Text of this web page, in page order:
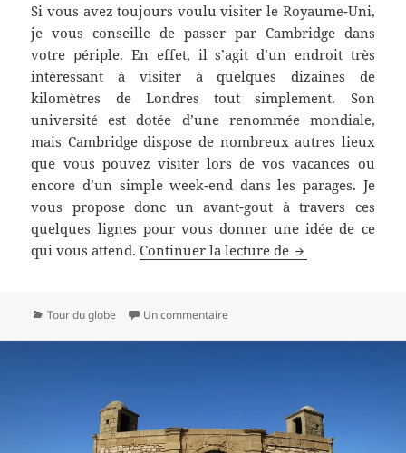
Si vous avez toujours voulu visiter le Royaume-Uni,
je vous conseille de passer par Cambridge dans
votre périple. En effet, il s’agit d’un endroit très
intéressant à visiter à quelques dizaines de
kilomètres de Londres tout simplement. Son
université est dotée d’une renommée mondiale,
mais Cambridge dispose de nombreux autres lieux
que vous pouvez visiter lors de vos vacances ou
encore d’un simple week-end dans les parages. Je
vous propose donc un avant-gout à travers ces
quelques lignes pour vous donner une idée de ce
qui vous attend.Continuer la lecture de Une évasion à
Catégories
Tour du globe Un commentaire